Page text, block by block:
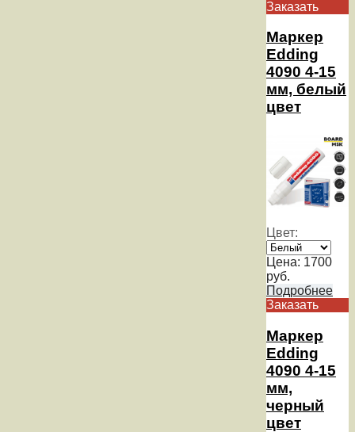
Заказать
Маркер
Edding
4090 4-15
мм, белый
цвет
Цвет:
Цена: 1700
руб.
Подробнее
Заказать
Маркер
Edding
4090 4-15
мм,
черный
цвет